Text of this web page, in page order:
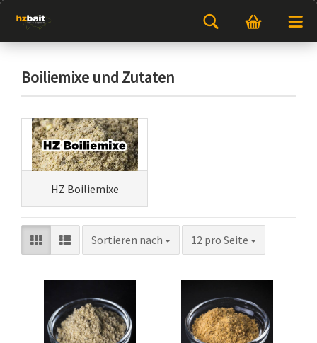
Boiliemixe und Zutaten
HZ Boiliemixe
Sortieren nach 12 pro Seite